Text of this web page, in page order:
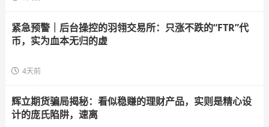
紧急预警｜后台操控的羽翎交易所：只涨不跌的“FTR”代
币，实为血本无归的虚
4天前
辉立期货骗局揭秘：看似稳赚的理财产品，实则是精心设
计的庞氏陷阱，速离